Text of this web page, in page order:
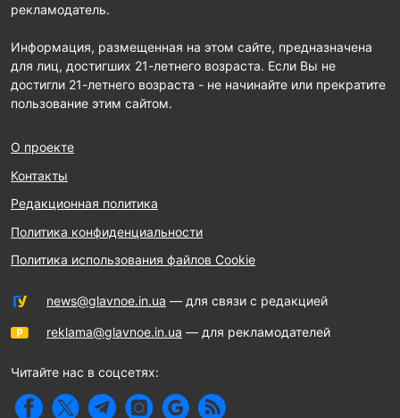
рекламодатель.
Информация, размещенная на этом сайте, предназначена
для лиц, достигших 21-летнего возраста. Если Вы не
достигли 21-летнего возраста - не начинайте или прекратите
пользование этим сайтом.
О проекте
Контакты
Редакционная политика
Политика конфиденциальности
Политика использования файлов Cookie
news@glavnoe.in.ua — для связи с редакцией
reklama@glavnoe.in.ua — для рекламодателей
Читайте нас в соцсетях: